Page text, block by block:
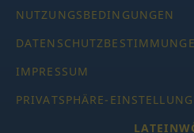
NUTZUNGSBEDINGUNGEN
IMPRESSUM
PRIVATSPHÄRE-